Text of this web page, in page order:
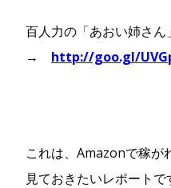
百人力の「あおい姉さん
→ http://goo.gl/
これは、Amazonで稼が
見ておきたいレポートで